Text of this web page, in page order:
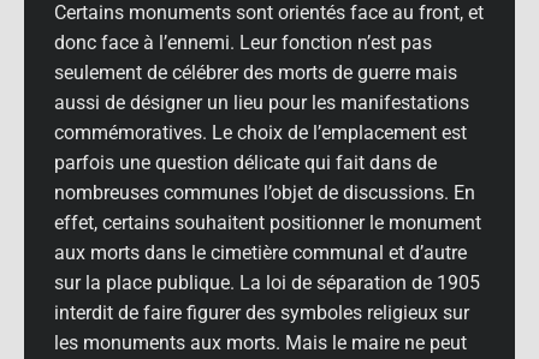
Certains monuments sont orientés face au front, et
donc face à l’ennemi. Leur fonction n’est pas
seulement de célébrer des morts de guerre mais
aussi de désigner un lieu pour les manifestations
commémoratives. Le choix de l’emplacement est
parfois une question délicate qui fait dans de
nombreuses communes l’objet de discussions. En
effet, certains souhaitent positionner le monument
aux morts dans le cimetière communal et d’autre
sur la place publique. La loi de séparation de 1905
interdit de faire figurer des symboles religieux sur
les monuments aux morts. Mais le maire ne peut